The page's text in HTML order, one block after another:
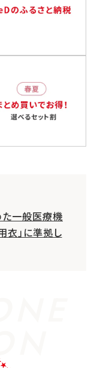
一般医療機
衣」に準拠し